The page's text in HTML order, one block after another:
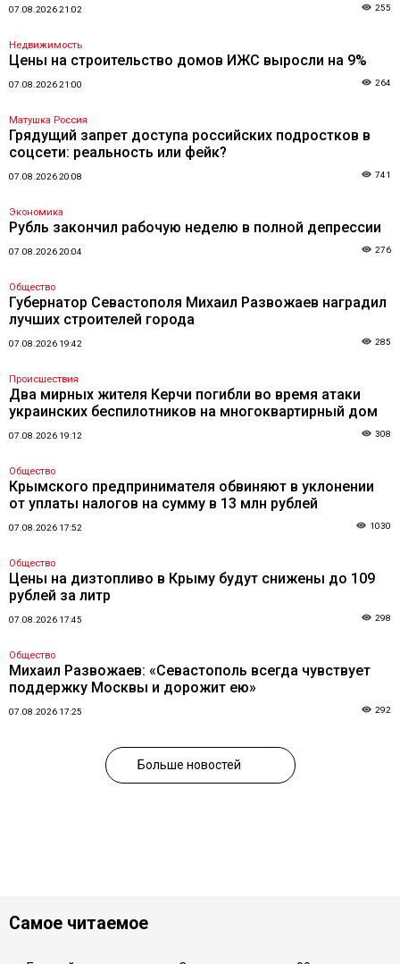
07.08.2026 21:02 255
Недвижимость
Цены на строительство домов ИЖС выросли на 9%
07.08.2026 21:00 264
Матушка Россия
Грядущий запрет доступа российских подростков в
соцсети: реальность или фейк?
07.08.2026 20:08 741
Экономика
Рубль закончил рабочую неделю в полной депрессии
07.08.2026 20:04 276
Общество
Губернатор Севастополя Михаил Развожаев наградил
лучших строителей города
07.08.2026 19:42 285
Происшествия
Два мирных жителя Керчи погибли во время атаки
украинских беспилотников на многоквартирный дом
07.08.2026 19:12 308
Общество
Крымского предпринимателя обвиняют в уклонении
от уплаты налогов на сумму в 13 млн рублей
07.08.2026 17:52 1030
Общество
Цены на дизтопливо в Крыму будут снижены до 109
рублей за литр
07.08.2026 17:45 298
Общество
Михаил Развожаев: «Севастополь всегда чувствует
поддержку Москвы и дорожит ею»
07.08.2026 17:25 292
Больше новостей
Самое читаемое